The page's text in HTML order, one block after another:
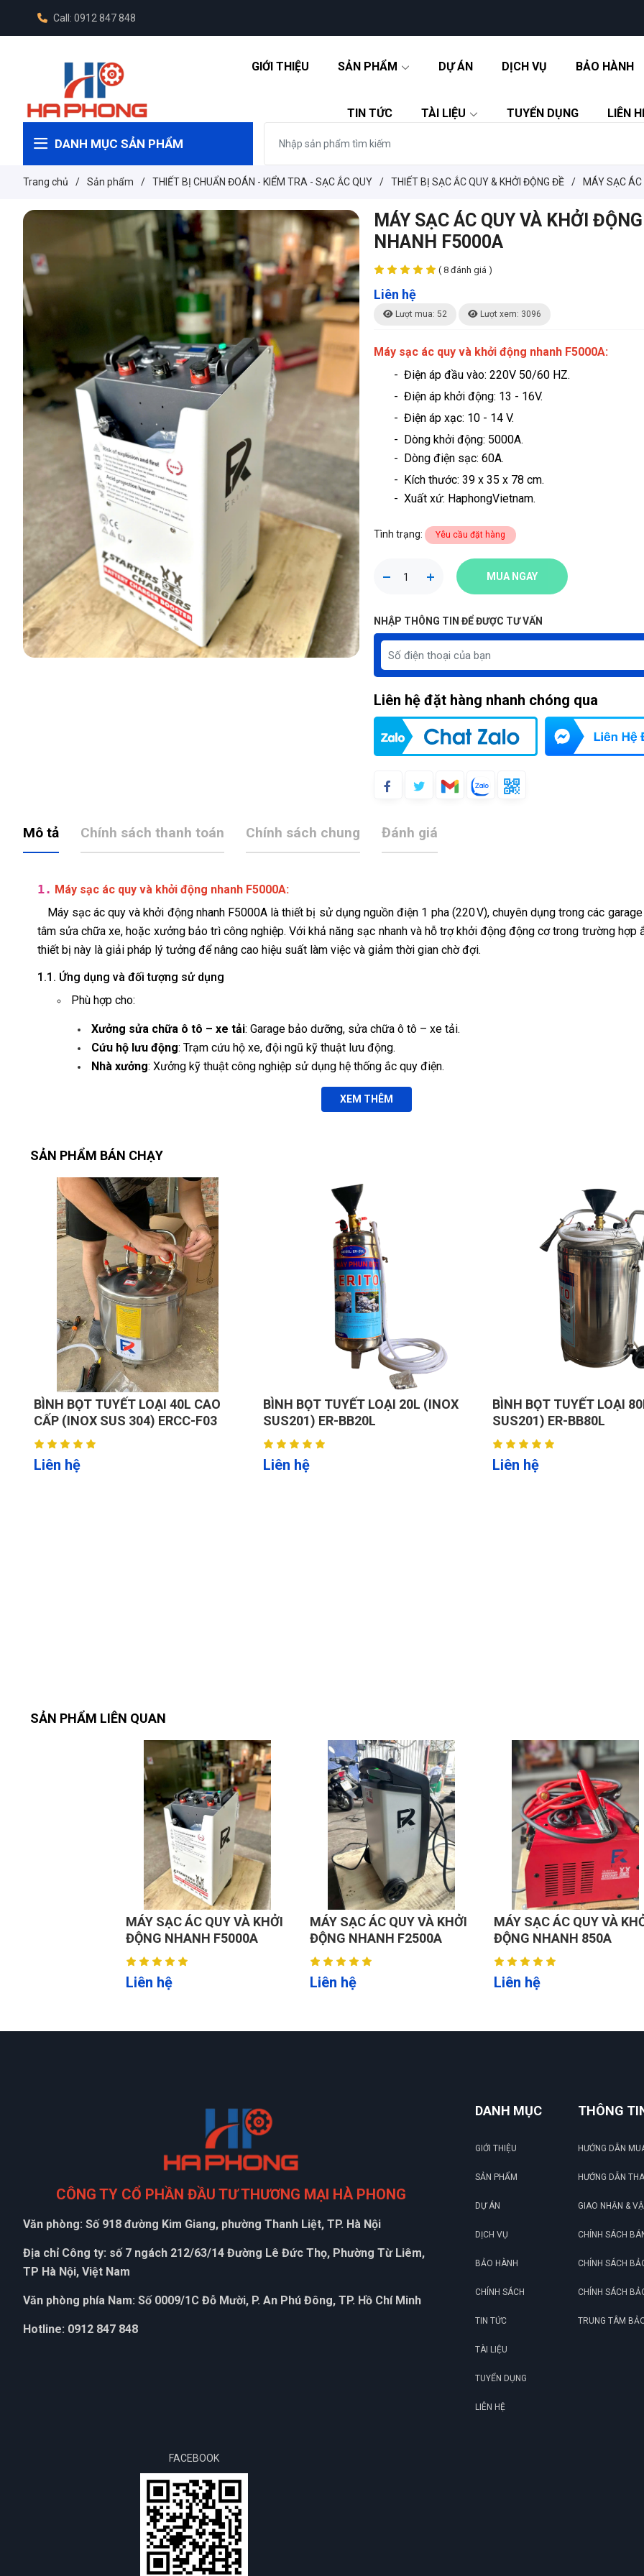
Call: 0912 847 848
GIỚI THIỆU SẢN PHẨM DỰ ÁN DỊCH VỤ BẢO HÀNH
TIN TỨC TÀI LIỆU TUYỂN DỤNG LIÊN
DANH MỤC SẢN PHẨM
Trang chủ / Sản phẩm / THIẾT BỊ CHUẨN ĐOÁN - KIỂM TRA - SẠC ẮC QUY / THIẾT BỊ SẠC ẮC QUY & KHỞI ĐỘNG ĐỀ / MÁY SẠC
MÁY SẠC ÁC QUY VÀ KHỞI ĐỘNG
NHANH F5000A
( 8 đánh giá )
Liên hệ
Lượt mua: 52 Lượt xem: 3096
Máy sạc ác quy và khởi động nhanh F5000A:
- Điện áp đầu vào: 220V 50/60 HZ.
- Điện áp khởi động: 13 - 16V.
- Điện áp xạc: 10 - 14 V.
- Dòng khởi động: 5000A.
- Dòng điện sạc: 60A.
- Kích thước: 39 x 35 x 78 cm.
- Xuất xứ: HaphongVietnam.
Tình trạng: Yêu cầu đặt hàng
MUA NGAY
NHẬP THÔNG TIN ĐỂ ĐƯỢC TƯ VẤN
Liên hệ đặt hàng nhanh chóng qua
Mô tả Chính sách thanh toán Chính sách chung Đánh giá
1. Máy sạc ác quy và khởi động nhanh F5000A:
Máy sạc ác quy và khởi động nhanh F5000A là thiết bị sử dụng nguồn điện 1 pha (220 V), chuyên dụng trong các
tâm sửa chữa xe, hoặc xưởng bảo trì công nghiệp. Với khả năng sạc nhanh và hỗ trợ khởi động động cơ trong trường hợp
thiết bị này là giải pháp lý tưởng để nâng cao hiệu suất làm việc và giảm thời gian chờ đợi.
1.1. Ứng dụng và đối tượng sử dụng
Phù hợp cho:
Xưởng sửa chữa ô tô – xe tải: Garage bảo dưỡng, sửa chữa ô tô – xe tải.
Cứu hộ lưu động: Trạm cứu hộ xe, đội ngũ kỹ thuật lưu động.
Nhà xưởng: Xưởng kỹ thuật công nghiệp sử dụng hệ thống ắc quy điện.
⚡Sạc nhanh, ổn định
Công suất 60A cho phép nạp đầy ắc quy chỉ trong thời gian ngắn, tối ưu hiệu suất làm việc.
Bảo vệ toàn diện
Tích hợp mạch chống quá dòng, chống ngắn mạch và chống quá nhiệt, đảm bảo an toàn tuyệt đối cho cả thiết bị
Thiết kế gọn nhẹ, di động
Khung thép chịu lực, tay xách tiện lợi, bánh xe linh hoạt, phù hợp di chuyển trong garage hoặc đưa lên xe cứu hộ.
Điều chỉnh điện áp linh hoạt
Khởi động: 13 – 16 V.
Sạc: 10 – 14 V.
💡Đa năng:
Tương thích với ắc quy chì-axit, AGM, GEL… phổ biến trên thị trường.
1.3. Lợi ích khi sử dụng.
Nhanh chóng:
Tiết kiệm tối đa thời gian chờ sạc – khởi động xe chỉ trong vài phút.
Hiệu quả:
Giảm tình trạng hư hỏng ắc quy do sạc không đều, kéo dài tuổi thọ ắc quy.
Kinh tế:
Điện áp đầu vào: 220V/50Hz.
Điện áp khởi động: 13 - 16V.
Điện áp xạc: 10 - 14 V.
Dòng khởi động: 5000 A.
Dòng xạc: 60 A.
Kích thước: 39 x 35 x 78 Cm.
Trọng lượng: 70 kg.
Xuất xứ: HaphongVietnam.
XEM THÊM
SẢN PHẨM BÁN CHẠY
BÌNH BỌT TUYẾT LOẠI 40L CAO
CẤP (INOX SUS 304) ERCC-F03
Liên hệ
BÌNH BỌT TUYẾT LOẠI 20L (INOX
SUS201) ER-BB20L
Liên hệ
BÌNH BỌT TUYẾT LOẠI
SUS201) ER-BB80L
Liên hệ
SẢN PHẨM LIÊN QUAN
MÁY SẠC ÁC QUY VÀ KHỞI
ĐỘNG NHANH F5000A
Liên hệ
MÁY SẠC ÁC QUY VÀ KHỞI
ĐỘNG NHANH F2500A
Liên hệ
MÁY SẠC ÁC QUY VÀ
ĐỘNG NHANH 850A
Liên hệ
CÔNG TY CỔ PHẦN ĐẦU TƯ THƯƠNG MẠI HÀ PHONG
Văn phòng: Số 918 đường Kim Giang, phường Thanh Liệt, TP. Hà Nội
Địa chỉ Công ty: số 7 ngách 212/63/14 Đường Lê Đức Thọ, Phường Từ Liêm,
TP Hà Nội, Việt Nam
Văn phòng phía Nam: Số 0009/1C Đỗ Mười, P. An Phú Đông, TP. Hồ Chí Minh
Hotline: 0912 847 848
DANH MỤC
GIỚI THIỆU
SẢN PHẨM
DỰ ÁN
DỊCH VỤ
BẢO HÀNH
CHÍNH SÁCH
TIN TỨC
TÀI LIỆU
TUYỂN DỤNG
LIÊN HỆ
THÔNG
HƯỚNG DẪN
HƯỚNG DẪN
GIAO NHẬN &
CHÍNH SÁCH
CHÍNH SÁCH
CHÍNH SÁCH
TRUNG TÂM
FACEBOOK